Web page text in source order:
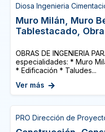
Diosa Ingenieria
Muro Milán, Muro
Tablestacado,
OBRAS DE INGENIERIA
especialidades: * Muro
* Edificación * Taludes...
Ver más
PRO Dirección de